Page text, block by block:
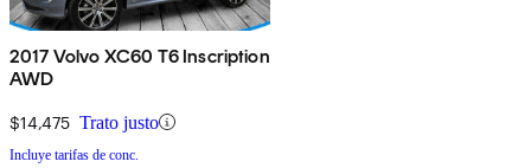
2017 Volvo XC60 T6 Inscription
AWD
$14,475 Trato justo
Incluye tarifas de conc.